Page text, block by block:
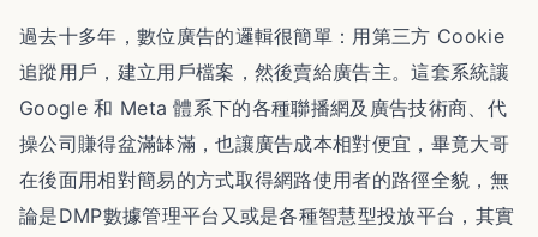
過去十多年，數位廣告的邏輯很簡單：用第三方 Cookie
追蹤用戶，建立用戶檔案，然後賣給廣告主。這套系統讓
Google 和 Meta 體系下的各種聯播網及廣告技術商、代
操公司賺得盆滿缽滿，也讓廣告成本相對便宜，畢竟大哥
在後面用相對簡易的方式取得網路使用者的路徑全貌，無
論是DMP數據管理平台又或是各種智慧型投放平台，其實